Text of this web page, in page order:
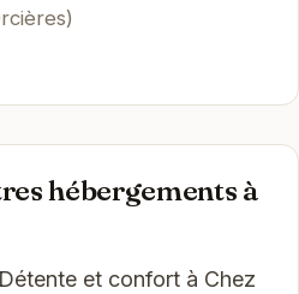
hébergements à
et confort à Chez